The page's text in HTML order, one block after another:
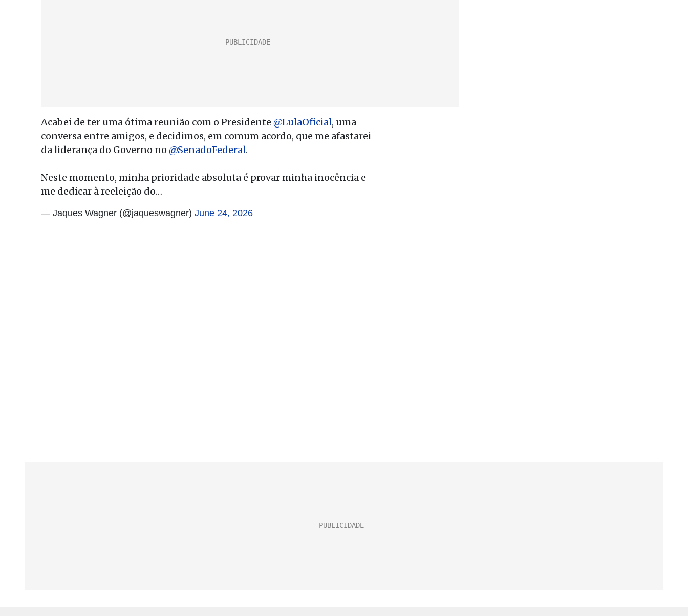
Acabei de ter uma ótima reunião com o Presidente @LulaOficial, uma
conversa entre amigos, e decidimos, em comum acordo, que me afastarei
da liderança do Governo no @SenadoFederal.
Neste momento, minha prioridade absoluta é provar minha inocência e
me dedicar à reeleição do…
— Jaques Wagner (@jaqueswagner) June 24, 2026